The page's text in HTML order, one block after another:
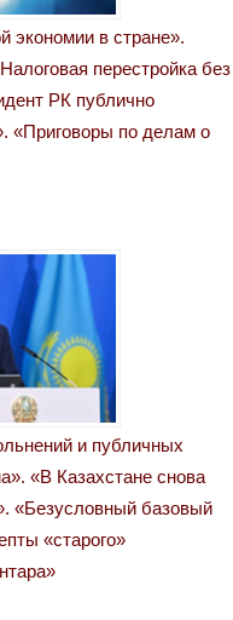
экономии в стране».
перестройка без
РК публично
«Приговоры по делам о
и публичных
«В Казахстане снова
«Безусловный базовый
«старого»